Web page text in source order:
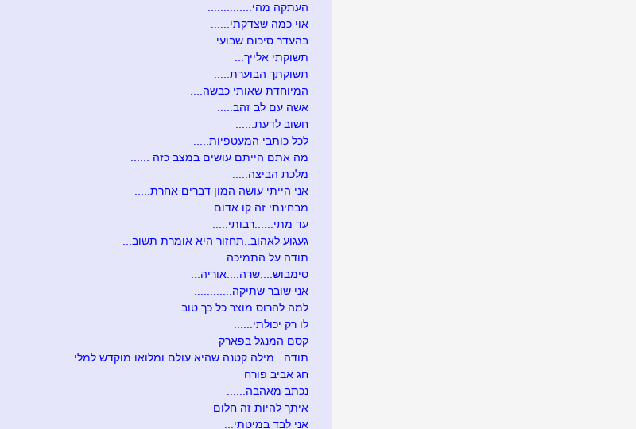
העתקה מהי..............
אוי כמה שצדקתי......
בהעדר סיכום שבועי ....
תשוקתי אלייך...
תשוקתך הבוערת.....
המיוחדת שאותי כבשה....
אשה עם לב זהב.....
חשוב לדעת......
לכל כותבי המעטפיות.....
מה אתם הייתם עושים במצב כזה ......
מלכת הביצה.....
אני הייתי עושה המון דברים אחרת.....
מבחינתי זה קו אדום....
עד מתי......רבותי.....
געגוע לאהוב..תחזור היא אומרת תשוב...
תודה על התמיכה
סימבוש....שרה....אוריה...
אני שובר שתיקה............
למה להרוס מוצר כל כך טוב....
לו רק יכולתי......
קסם המנגל בפארק
תודה...מילה קטנה שהיא עולם ומלואו מוקדש למלי..
חג אביב פורח
נכתב מאהבה......
איתך להיות זה חלום
אני לבד במיטתי...